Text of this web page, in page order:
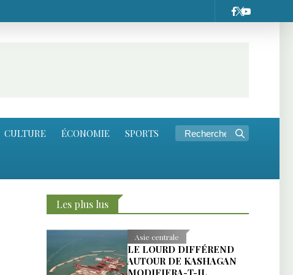
CULTURE ÉCONOMIE SPORTS
Les plus lus
Asie centrale
LE LOURD DIFFÉREND
AUTOUR DE KASHAGAN